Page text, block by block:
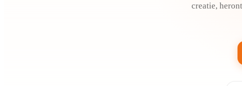
creatie,